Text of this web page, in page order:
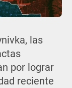
las
por lograr
reciente